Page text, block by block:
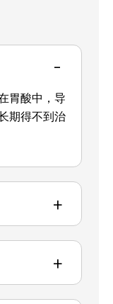
-
胃酸中，导
期得不到治
+
+